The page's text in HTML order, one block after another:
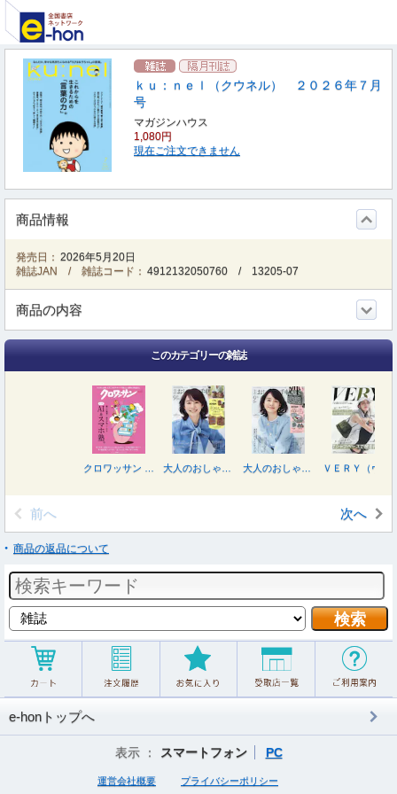
ｋｕ：ｎｅｌ（クウネル） ２０２６年７月
号
マガジンハウス
1,080円
現在ご注文できません
商品情報
発売日： 2026年5月20日
雑誌JAN / 雑誌コード： 4912132050760 / 13205-07
商品の内容
このカテゴリーの雑誌
前へ 次へ
商品の返品について
e-honトップへ
表示 ： スマートフォン PC
運営会社概要 プライバシーポリシー